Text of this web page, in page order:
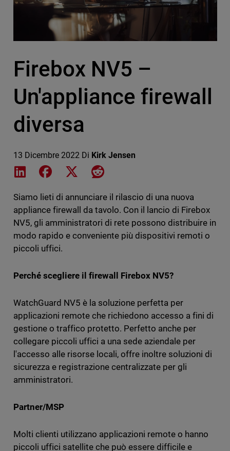
Firebox NV5 –
Un'appliance firewall
diversa
13 Dicembre 2022 Di Kirk Jensen
Share on LinkedIn
Share on Facebook
Share on XShare on Reddit
Siamo lieti di annunciare il rilascio di una nuova
appliance firewall da tavolo. Con il lancio di Firebox
NV5, gli amministratori di rete possono distribuire in
modo rapido e conveniente più dispositivi remoti o
piccoli uffici.
Perché scegliere il firewall Firebox NV5?
WatchGuard NV5 è la soluzione perfetta per
applicazioni remote che richiedono accesso a fini di
gestione o traffico protetto. Perfetto anche per
collegare piccoli uffici a una sede aziendale per
l'accesso alle risorse locali, offre inoltre soluzioni di
sicurezza e registrazione centralizzate per gli
amministratori.
Partner/MSP
Molti clienti utilizzano applicazioni remote o hanno
piccoli uffici satellite che può essere difficile e